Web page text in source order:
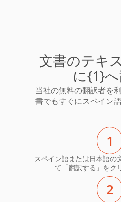
文書のテキ
に{1}
当社の無料の翻訳者を
書でもすぐにスペイン
1
スペイン語または日本語の
て「翻訳する」をク
2